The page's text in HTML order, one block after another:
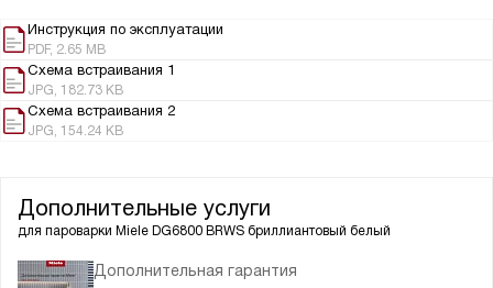
Инструкция по эксплуатации
PDF, 2.65 MB
Схема встраивания 1
JPG, 182.73 KB
Схема встраивания 2
JPG, 154.24 KB
Дополнительные услуги
для пароварки Miele DG6800 BRWS бриллиантовый белый
Дополнительная гарантия